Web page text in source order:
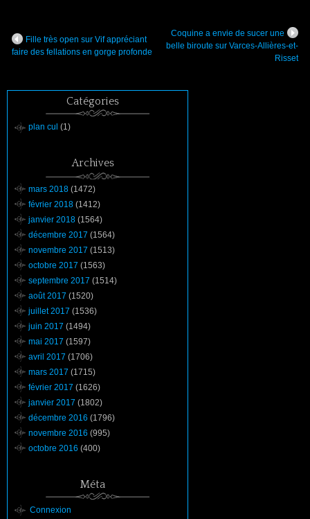
Fille très open sur Vif appréciant
faire des fellations en gorge profonde
Coquine a envie de sucer une
belle biroute sur Varces-Allières-et-
Risset
Catégories
plan cul (1)
Archives
mars 2018 (1472)
février 2018 (1412)
janvier 2018 (1564)
décembre 2017 (1564)
novembre 2017 (1513)
octobre 2017 (1563)
septembre 2017 (1514)
août 2017 (1520)
juillet 2017 (1536)
juin 2017 (1494)
mai 2017 (1597)
avril 2017 (1706)
mars 2017 (1715)
février 2017 (1626)
janvier 2017 (1802)
décembre 2016 (1796)
novembre 2016 (995)
octobre 2016 (400)
Méta
Connexion